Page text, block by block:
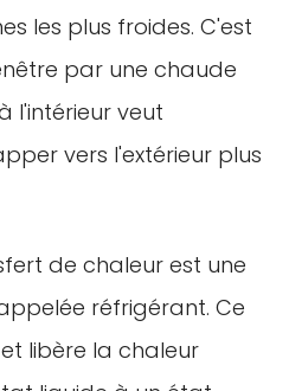
les plus froides. C'est
par une chaude
l'intérieur veut
vers l'extérieur plus
de chaleur est une
réfrigérant. Ce
libère la chaleur